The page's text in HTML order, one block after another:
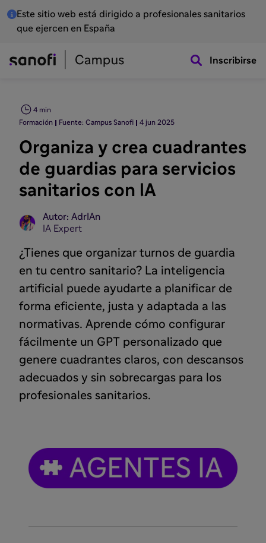
Este sitio web está dirigido a profesionales sanitarios
que ejercen en España
Inscribirse
Formación Fuente: Campus Sanofi 4 jun 2025
4 min
Organiza y crea cuadrantes
de guardias para servicios
sanitarios con lA
Autor: AdrIAn
IA Expert
¿Tienes que organizar turnos de guardia
en tu centro sanitario? La inteligencia
artificial puede ayudarte a planificar de
forma eficiente, justa y adaptada a las
normativas. Aprende cómo configurar
fácilmente un GPT personalizado que
genere cuadrantes claros, con descansos
adecuados y sin sobrecargas para los
profesionales sanitarios.